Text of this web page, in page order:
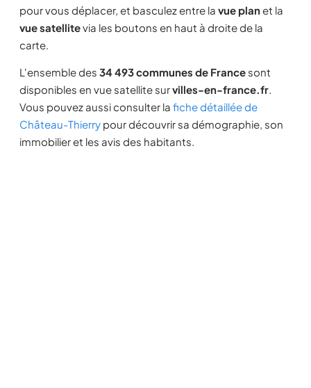
pour vous déplacer, et basculez entre la vue planet la
vue satellitevia les boutons en haut à droite de la
carte.
L'ensemble des 34 493 communes de France sont
disponibles en vue satellite survilles-en-france.fr.
Vous pouvez aussi consulter la fiche détaillée de
Château-Thierry pour découvrir sa démographie, son
immobilier et les avis des habitants.